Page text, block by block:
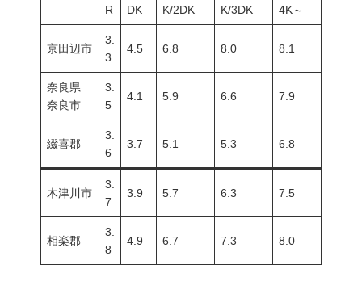
R
DK
K/2DK
K/3DK
4K～
京田辺市
3.
3
4.5 6.8 8.0 8.1
奈良県
奈良市
3.
5
4.1 5.9 6.6 7.9
綴喜郡
3.
6
3.7 5.1 5.3 6.8
木津川市
3.
7
3.9 5.7 6.3 7.5
相楽郡
3.
8
4.9 6.7 7.3 8.0